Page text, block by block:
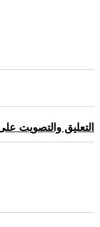
التعليق والتصويت